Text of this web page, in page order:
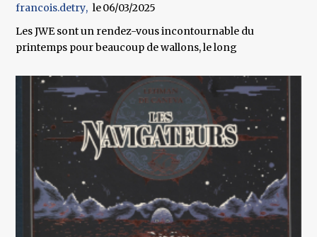
francois.detry
06/03/2025
Les JWE sont un rendez-vous incontournable du
printemps pour beaucoup de wallons, le long